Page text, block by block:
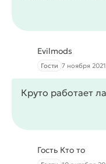
Evilmods
Гости 7 ноября
Круто работает
Гость Кто то